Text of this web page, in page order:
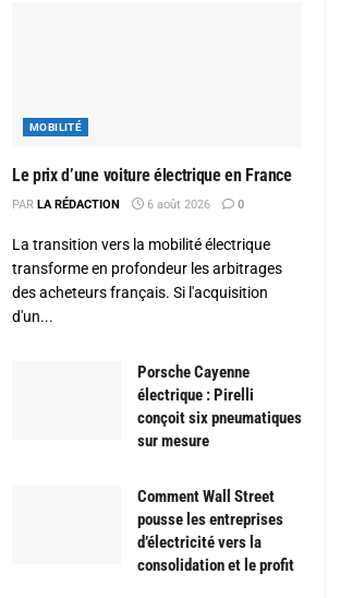
MOBILITÉ
Le prix d’une voiture électrique en France
PAR LA RÉDACTION 6 août 2026 0
La transition vers la mobilité électrique
transforme en profondeur les arbitrages
des acheteurs français. Si l'acquisition
d'un...
Porsche Cayenne
électrique : Pirelli
conçoit six pneumatiques
sur mesure
Comment Wall Street
pousse les entreprises
d’électricité vers la
consolidation et le profit